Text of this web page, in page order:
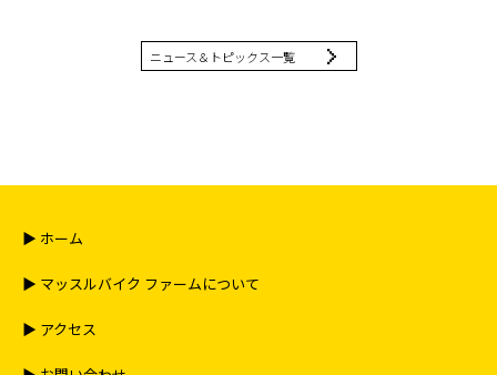
ニュース＆トピックス一覧
▶︎ ホーム
▶︎ マッスルバイク ファームについて
▶︎ アクセス